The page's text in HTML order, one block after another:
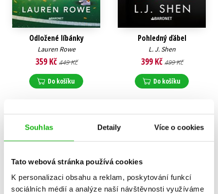
Souhlas Detaily Více o cookies
Tato webová stránka používá cookies
K personalizaci obsahu a reklam, poskytování funkcí
sociálních médií a analýze naší návštěvnosti využíváme
Odložené líbánky
Lauren Rowe
359 Kč 449 Kč
Do košíku
Pohledný ďábel
L. J. Shen
399 Kč 499 Kč
Do košíku